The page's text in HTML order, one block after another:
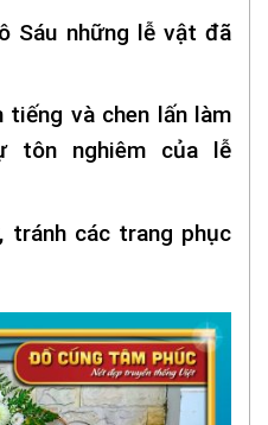
Sáu những lễ vật đã
tiếng và chen lấn làm
tôn nghiêm của lễ
tránh các trang phục